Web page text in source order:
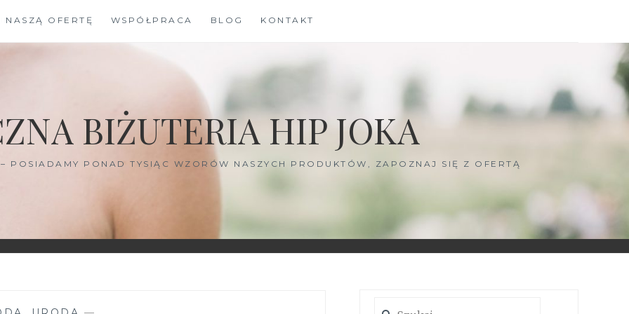
OFERTĘ WSPÓŁPRACA BLOG KONTAKT
BIŻUTERIA HIP JOKA
POSIADAMY PONAD TYSIĄC WZORÓW NASZYCH PRODUKTÓW, ZAPOZNAJ SIĘ Z OFERTĄ